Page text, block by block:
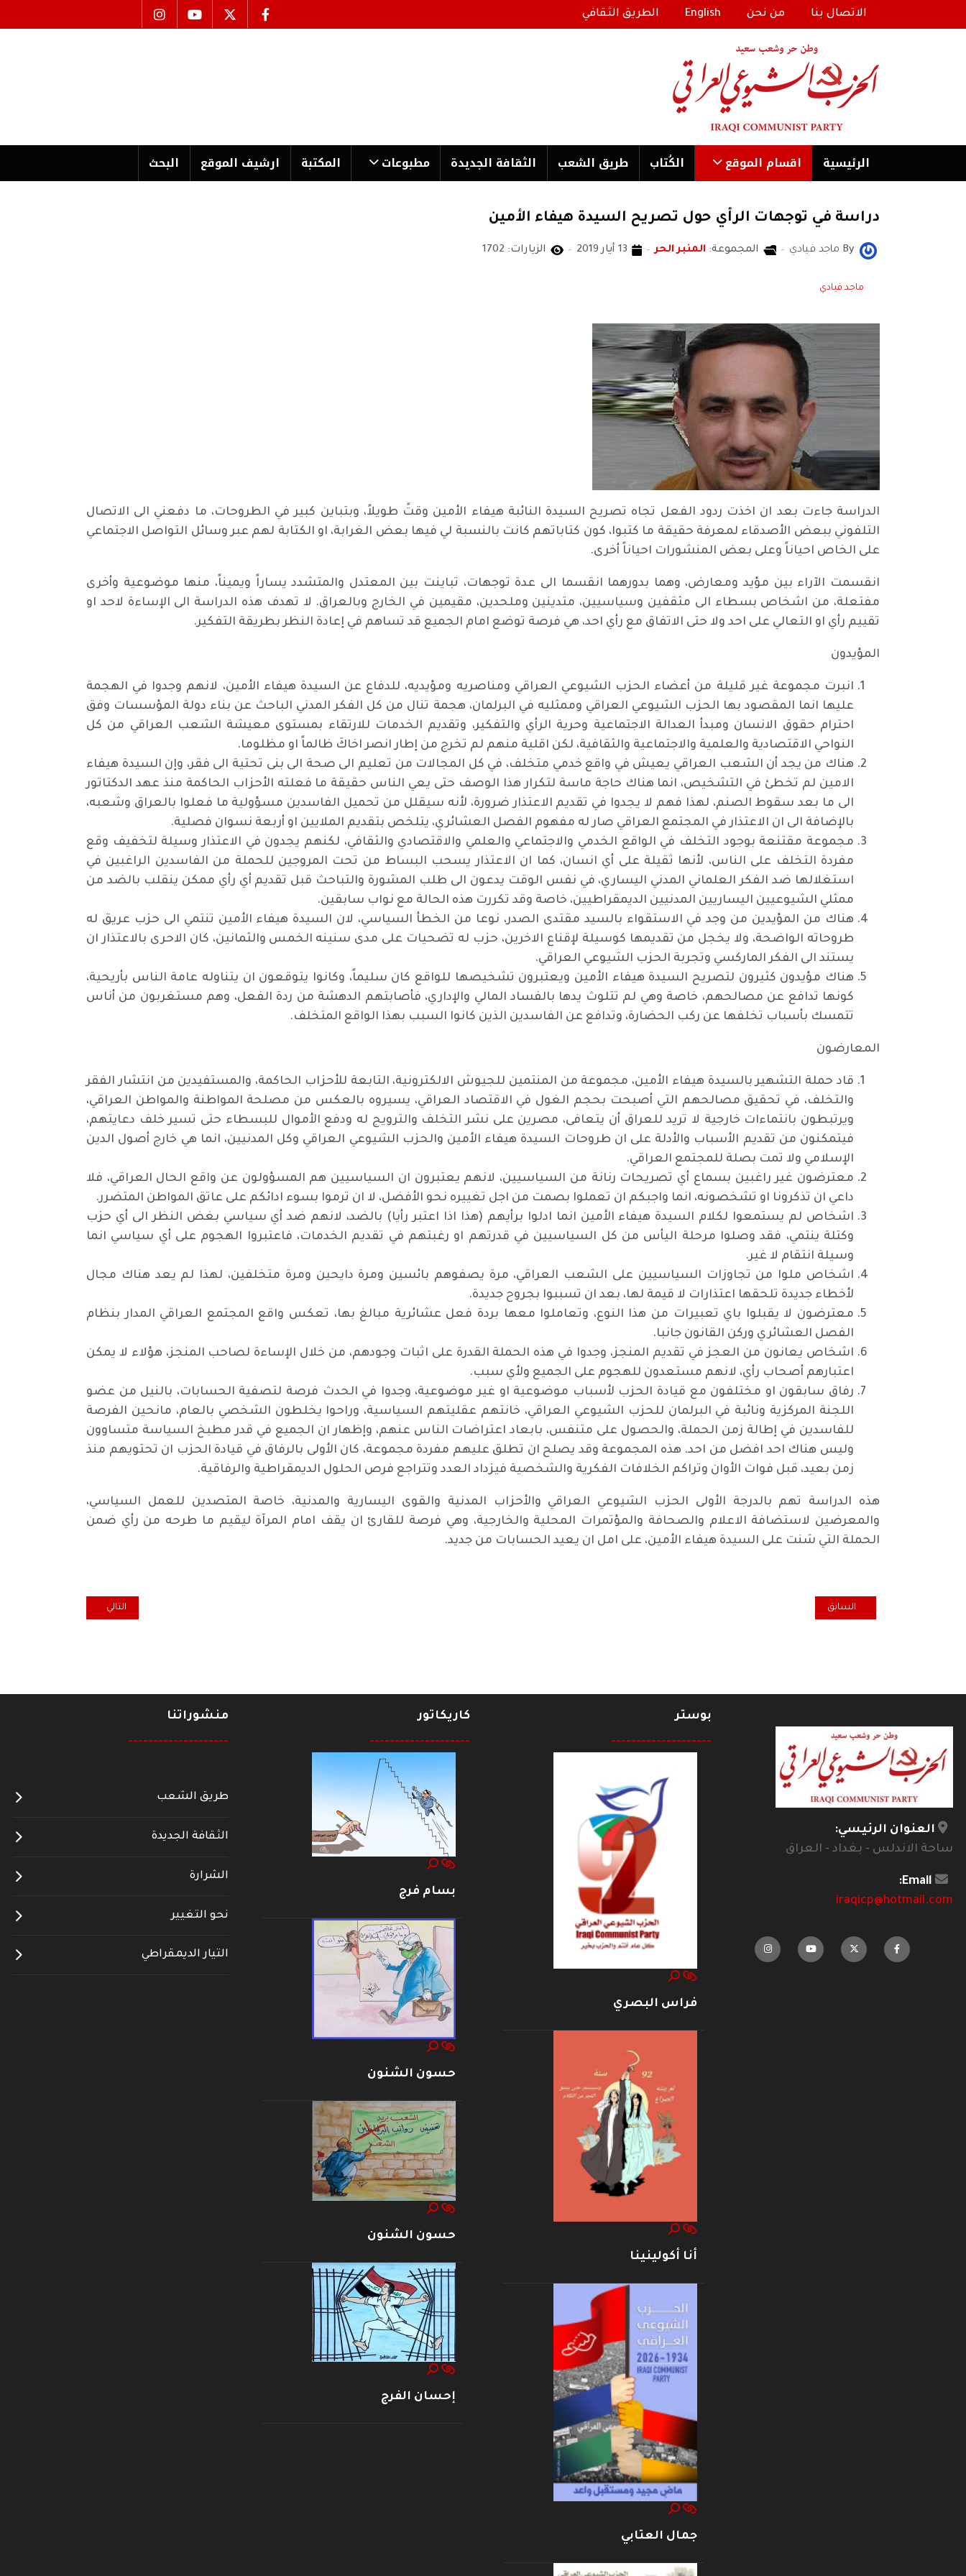
الاتصال بنا من نحن English الطريق الثقافي
الرئیسية اقسام الموقع الكُتاب طریق الشعب الثقافة الجدیدة مطبوعات المكتبة ارشیف الموقع البحث
دراسة في توجهات الرأي حول تصريح السيدة هيفاء الأمين
By ماجد فيادي المجموعة: المنبر الحر 13 أيار 2019 الزيارات: 1702
ماجد فيادي
الدراسة جاءت بعد ان اخذت ردود الفعل تجاه تصريح السيدة النائبة هيفاء الأمين وقتً طويلاً، وبتباين كبير في الطروحات، ما دفعني الى الاتصال
التلفوني ببعض الأصدقاء لمعرفة حقيقة ما كتبوا، كون كتاباتهم كانت بالنسبة لي فيها بعض الغرابة، او الكتابة لهم عبر وسائل التواصل الاجتماعي
على الخاص احياناً وعلى بعض المنشورات احياناً أخرى.
انقسمت الآراء بين مؤيد ومعارض، وهما بدورهما انقسما الى عدة توجهات، تباينت بين المعتدل والمتشدد يساراً ويميناً، منها موضوعية وأخرى
مفتعلة، من اشخاص بسطاء الى مثقفين وسياسيين، متدينين وملحدين، مقيمين في الخارج وبالعراق. لا تهدف هذه الدراسة الى الإساءة لاحد او
تقييم رأي او التعالي على احد ولا حتى الاتفاق مع رأي احد، هي فرصة توضع امام الجميع قد تساهم في إعادة النظر بطريقة التفكير.
المؤيدون
انبرت مجموعة غير قليلة من أعضاء الحزب الشيوعي العراقي ومناصريه ومؤيديه، للدفاع عن السيدة هيفاء الأمين، لانهم وجدوا في الهجمة
عليها انما المقصود بها الحزب الشيوعي العراقي وممثليه في البرلمان، هجمة تنال من كل الفكر المدني الباحث عن بناء دولة المؤسسات وفق
احترام حقوق الانسان ومبدأ العدالة الاجتماعية وحرية الرأي والتفكير، وتقديم الخدمات للارتقاء بمستوى معيشة الشعب العراقي من كل
النواحي الاقتصادية والعلمية والاجتماعية والثقافية، لكن اقلية منهم لم تخرج من إطار انصر اخاكَ ظالماً او مظلوما.
هناك من يجد أن الشعب العراقي يعيش في واقع خدمي متخلف، في كل المجالات من تعليم الى صحة الى بنى تحتية الى فقر، وإن السيدة هيفاء
الامين لم تخطئ في التشخيص، انما هناك حاجة ماسة لتكرار هذا الوصف حتى يعي الناس حقيقة ما فعلته الأحزاب الحاكمة منذ عهد الدكتاتور
الى ما بعد سقوط الصنم، لهذا فهم لا يجدوا في تقديم الاعتذار ضرورة، لأنه سيقلل من تحميل الفاسدين مسؤولية ما فعلوا بالعراق وشعبه،
بالإضافة الى ان الاعتذار في المجتمع العراقي صار له مفهوم الفصل العشائري، يتلخص بتقديم الملايين او أربعة نسوان فصلية.
مجموعة مقتنعة بوجود التخلف في الواقع الخدمي والاجتماعي والعلمي والاقتصادي والثقافي، لكنهم يجدون في الاعتذار وسيلة لتخفيف وقع
مفردة التخلف على الناس، لأنها ثقيلة على أي انسان، كما ان الاعتذار يسحب البساط من تحت المروجين للحملة من الفاسدين الراغبين في
استغلالها ضد الفكر العلماني المدني اليساري، في نفس الوقت يدعون الى طلب المشورة والتباحث قبل تقديم أي رأي ممكن ينقلب بالضد من
ممثلي الشيوعيين اليساريين المدنيين الديمقراطيين، خاصة وقد تكررت هذه الحالة مع نواب سابقين.
هناك من المؤيدين من وجد في الاستقواء بالسيد مقتدى الصدر، نوعا من الخطأ السياسي، لان السيدة هيفاء الأمين تنتمي الى حزب عريق له
طروحاته الواضحة، ولا يخجل من تقديمها كوسيلة لإقناع الاخرين، حزب له تضحيات على مدى سنينه الخمس والثمانين، كان الاحرى بالاعتذار ان
يستند الى الفكر الماركسي وتجربة الحزب الشيوعي العراقي.
هناك مؤيدون كثيرون لتصريح السيدة هيفاء الأمين ويعتبرون تشخيصها للواقع كان سليماً، وكانوا يتوقعون ان يتناوله عامة الناس بأريحية،
كونها تدافع عن مصالحهم، خاصة وهي لم تتلوث يدها بالفساد المالي والإداري، فأصابتهم الدهشة من ردة الفعل، وهم مستغربون من أناس
تتمسك بأسباب تخلفها عن ركب الحضارة، وتدافع عن الفاسدين الذين كانوا السبب بهذا الواقع المتخلف.
المعارضون
قاد حملة التشهير بالسيدة هيفاء الأمين، مجموعة من المنتمين للجيوش الالكترونية، التابعة للأحزاب الحاكمة، والمستفيدين من انتشار الفقر
والتخلف، في تحقيق مصالحهم التي أصبحت بحجم الغول في الاقتصاد العراقي، يسيروه بالعكس من مصلحة المواطنة والمواطن العراقي،
ويرتبطون بانتماءات خارجية لا تريد للعراق أن يتعافى، مصرين على نشر التخلف والترويج له ودفع الأموال للبسطاء حتى تسير خلف دعايتهم،
فيتمكنون من تقديم الأسباب والأدلة على ان طروحات السيدة هيفاء الأمين والحزب الشيوعي العراقي وكل المدنيين، انما هي خارج أصول الدين
الإسلامي ولا تمت بصلة للمجتمع العراقي.
معترضون غير راغبين بسماع أي تصريحات رنانة من السياسيين، لانهم يعتبرون ان السياسيين هم المسؤولون عن واقع الحال العراقي، فلا
داعي ان تذكرونا او تشخصونه، انما واجبكم ان تعملوا بصمت من اجل تغييره نحو الأفضل، لا ان ترموا بسوء ادائكم على عاتق المواطن المتضرر.
اشخاص لم يستمعوا لكلام السيدة هيفاء الأمين انما ادلوا برأيهم (هذا اذا اعتبر رأيا) بالضد، لانهم ضد أي سياسي بغض النظر الى أي حزب
وكتلة ينتمي، فقد وصلوا مرحلة اليأس من كل السياسيين في قدرتهم او رغبتهم في تقديم الخدمات، فاعتبروا الهجوم على أي سياسي انما
وسيلة انتقام لا غير.
اشخاص ملوا من تجاوزات السياسيين على الشعب العراقي، مرة يصفوهم بائسين ومرة دايحين ومرة متخلفين، لهذا لم يعد هناك مجال
لأخطاء جديدة تلحقها اعتذارات لا قيمة لها، بعد ان تسببوا بجروح جديدة.
معترضون لا يقبلوا باي تعبيرات من هذا النوع، وتعاملوا معها بردة فعل عشائرية مبالغ بها، تعكس واقع المجتمع العراقي المدار بنظام
الفصل العشائري وركن القانون جانبا.
اشخاص يعانون من العجز في تقديم المنجز، وجدوا في هذه الحملة القدرة على اثبات وجودهم، من خلال الإساءة لصاحب المنجز، هؤلاء لا يمكن
اعتبارهم أصحاب رأي، لانهم مستعدون للهجوم على الجميع ولأي سبب.
رفاق سابقون او مختلفون مع قيادة الحزب لأسباب موضوعية او غير موضوعية، وجدوا في الحدث فرصة لتصفية الحسابات، بالنيل من عضو
اللجنة المركزية ونائبة في البرلمان للحزب الشيوعي العراقي، خانتهم عقليتهم السياسية، وراحوا يخلطون الشخصي بالعام، مانحين الفرصة
للفاسدين في إطالة زمن الحملة، والحصول على متنفس، بابعاد اعتراضات الناس عنهم، وإظهار ان الجميع في قدر مطبخ السياسة متساوون
وليس هناك احد افضل من احد. هذه المجموعة وقد يصلح ان تطلق عليهم مفردة مجموعة، كان الأولى بالرفاق في قيادة الحزب ان تحتويهم منذ
زمن بعيد، قبل فوات الأوان وتراكم الخلافات الفكرية والشخصية فيزداد العدد وتتراجع فرص الحلول الديمقراطية والرفاقية.
هذه الدراسة تهم بالدرجة الأولى الحزب الشيوعي العراقي والأحزاب المدنية والقوى اليسارية والمدنية، خاصة المتصدين للعمل السياسي،
والمعرضين لاستضافة الاعلام والصحافة والمؤتمرات المحلية والخارجية، وهي فرصة للقارئ ان يقف امام المرآة ليقيم ما طرحه من رأي ضمن
الحملة التي شنت على السيدة هيفاء الأمين، على امل ان يعيد الحسابات من جديد.
المقال السابق: المخاطر الكامنة في جوهر القوى الطائفية والتكفيرية الرجعية
السابق المقال التالي: حين يخفق
التالي
العنوان الرئيسي:
ساحة الاندلس - بغداد - العراق
Email:
iraqicp@hotmail.com
بوستر
--------------------
فراس البصري
أنا أكولينينا
جمال العتابي
كاريكاتور
--------------------
بسام فرج
حسون الشنون
حسون الشنون
إحسان الفرج
منشوراتنا
--------------------
طريق الشعب
الثقافة الجديدة
الشرارة
نحو التغيير
التيار الديمقراطي